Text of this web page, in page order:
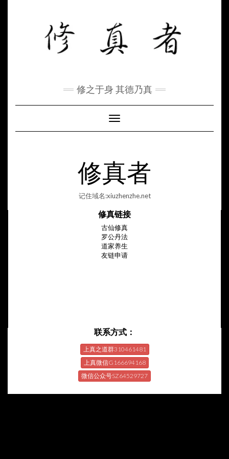
修之于身 其德乃真
Toggle Navigation
修真者
记住域名:xiuzhenzhe.net
修真链接
古仙修真
罗公丹法
道家养生
友链申请
联系方式：
上真之道群310461481
上真微信G166694168
微信公众号SZ64529727